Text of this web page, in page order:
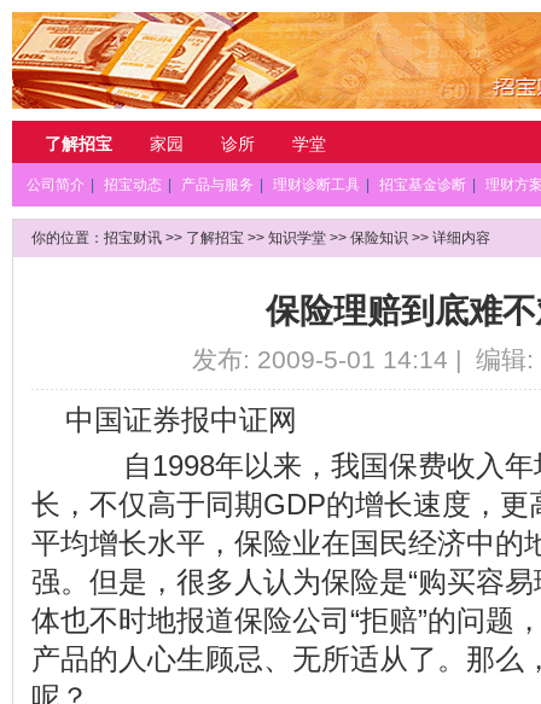
了解招宝 家园 诊所 学堂
公司简介 招宝动态 产品与服务 理财诊断工具 招宝基金诊断 理财方
你的位置： 招宝财讯 >> 了解招宝 >> 知识学堂 >> 保险知识 >> 详细内容
保险理赔到底难
发布: 2009-5-01 14:14 | 编辑:
中国证券报中证网
自1998年以来，我国保费收入年
长，不仅高于同期GDP的增长速度，
平均增长水平，保险业在国民经济中的
强。但是，很多人认为保险是“购买容
体也不时地报道保险公司“拒赔”的问题
产品的人心生顾忌、无所适从了。那么
呢？